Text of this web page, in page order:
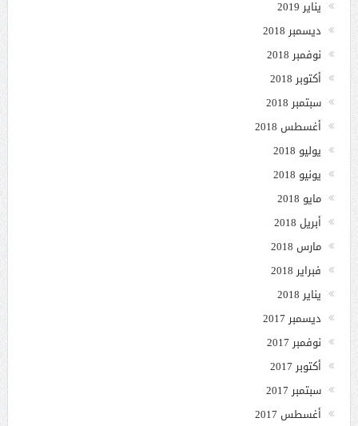
يناير 2019
ديسمبر 2018
نوفمبر 2018
أكتوبر 2018
سبتمبر 2018
أغسطس 2018
يوليو 2018
يونيو 2018
مايو 2018
أبريل 2018
مارس 2018
فبراير 2018
يناير 2018
ديسمبر 2017
نوفمبر 2017
أكتوبر 2017
سبتمبر 2017
أغسطس 2017